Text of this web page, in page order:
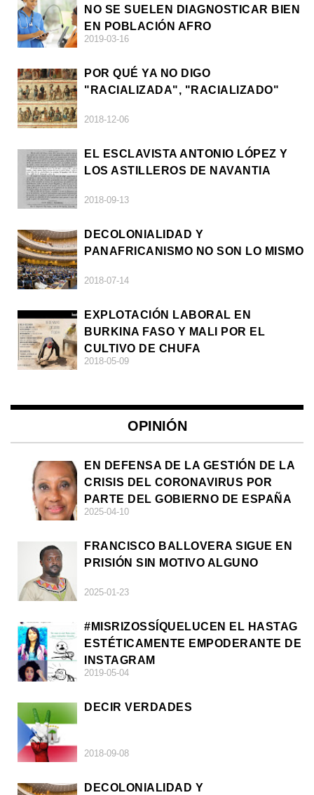
NO SE SUELEN DIAGNOSTICAR BIEN
EN POBLACIÓN AFRO
2019-03-16
POR QUÉ YA NO DIGO
"RACIALIZADA", "RACIALIZADO"
2018-12-06
EL ESCLAVISTA ANTONIO LÓPEZ Y
LOS ASTILLEROS DE NAVANTIA
2018-09-13
DECOLONIALIDAD Y
PANAFRICANISMO NO SON LO MISMO
2018-07-14
EXPLOTACIÓN LABORAL EN
BURKINA FASO Y MALI POR EL
CULTIVO DE CHUFA
2018-05-09
OPINIÓN
EN DEFENSA DE LA GESTIÓN DE LA
CRISIS DEL CORONAVIRUS POR
PARTE DEL GOBIERNO DE ESPAÑA
2025-04-10
FRANCISCO BALLOVERA SIGUE EN
PRISIÓN SIN MOTIVO ALGUNO
2025-01-23
#MISRIZOSSÍQUELUCEN EL HASTAG
ESTÉTICAMENTE EMPODERANTE DE
INSTAGRAM
2019-05-04
DECIR VERDADES
2018-09-08
DECOLONIALIDAD Y